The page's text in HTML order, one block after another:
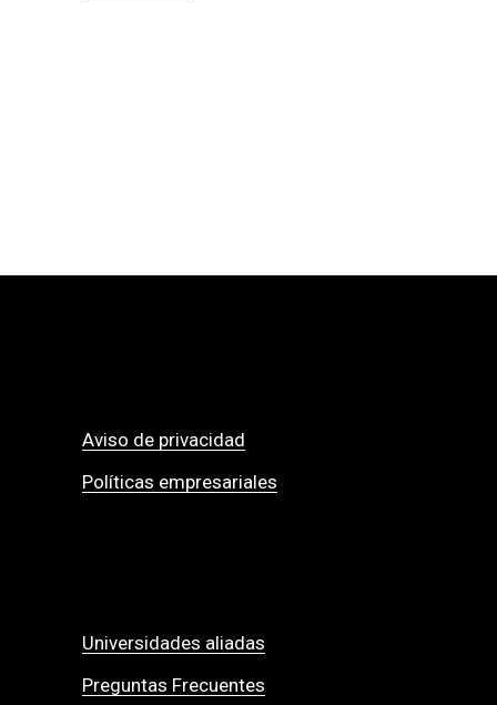
Aviso de privacidad
Políticas empresariales
Universidades aliadas
Preguntas Frecuentes